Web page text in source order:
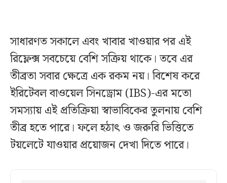
সাধারণত সকালে এবং খাবার খাওয়ার পর এই
রিফ্লেক্স সবচেয়ে বেশি সক্রিয় থাকে। তবে এর
তীব্রতা সবার ক্ষেত্রে এক রকম নয়। বিশেষ করে
ইরিটেবল বাওয়েল সিনড্রোম (IBS)-এর মতো
সমস্যায় এই প্রতিক্রিয়া স্বাভাবিকের তুলনায় বেশি
তীব্র হতে পারে। ফলে হঠাৎ ও জরুরি ভিত্তিতে
টয়লেটে যাওয়ার প্রয়োজন দেখা দিতে পারে।